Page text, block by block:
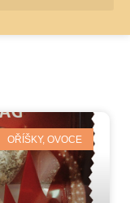
OŘÍŠKY, OVOCE